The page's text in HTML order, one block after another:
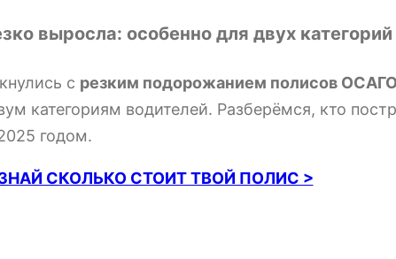
выросла: особенно для двух категорий
с резким подорожанием полисов ОСАГО
категориям водителей. Разберёмся, кто
годом.
СКОЛЬКО СТОИТ ТВОЙ ПОЛИС >